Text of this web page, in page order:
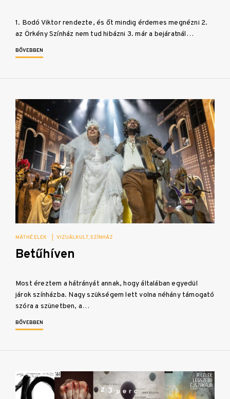
1. Bodó Viktor rendezte, és őt mindig érdemes megnézni 2.
az Örkény Színház nem tud hibázni 3. már a bejáratnál…
BŐVEBBEN
MÁTHÉ ELEK VIZUÁLKULT SZÍNHÁZ
Betűhíven
Most éreztem a hátrányát annak, hogy általában egyedül
járok színházba. Nagy szükségem lett volna néhány támogató
szóra a szünetben, a…
BŐVEBBEN